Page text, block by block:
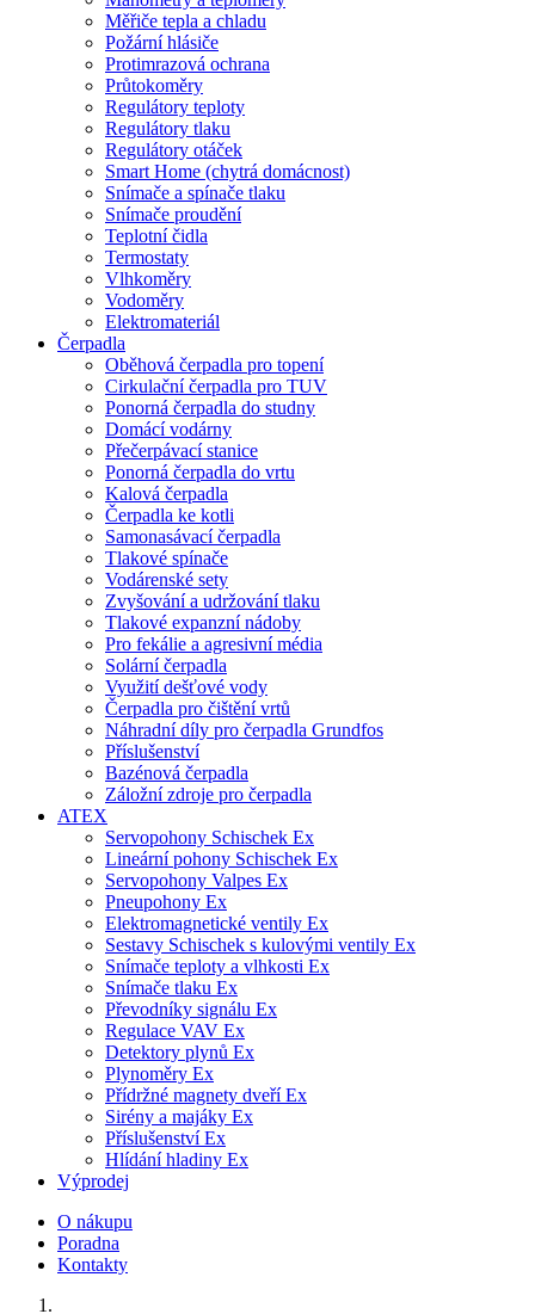
Měřiče tepla a chladu
Požární hlásiče
Protimrazová ochrana
Průtokoměry
Regulátory teploty
Regulátory tlaku
Regulátory otáček
Smart Home (chytrá domácnost)
Snímače a spínače tlaku
Snímače proudění
Teplotní čidla
Termostaty
Vlhkoměry
Vodoměry
Elektromateriál
Čerpadla
Oběhová čerpadla pro topení
Cirkulační čerpadla pro TUV
Ponorná čerpadla do studny
Domácí vodárny
Přečerpávací stanice
Ponorná čerpadla do vrtu
Kalová čerpadla
Čerpadla ke kotli
Samonasávací čerpadla
Tlakové spínače
Vodárenské sety
Zvyšování a udržování tlaku
Tlakové expanzní nádoby
Pro fekálie a agresivní média
Solární čerpadla
Využití dešťové vody
Čerpadla pro čištění vrtů
Náhradní díly pro čerpadla Grundfos
Příslušenství
Bazénová čerpadla
Záložní zdroje pro čerpadla
ATEX
Servopohony Schischek Ex
Lineární pohony Schischek Ex
Servopohony Valpes Ex
Pneupohony Ex
Elektromagnetické ventily Ex
Sestavy Schischek s kulovými ventily Ex
Snímače teploty a vlhkosti Ex
Snímače tlaku Ex
Převodníky signálu Ex
Regulace VAV Ex
Detektory plynů Ex
Plynoměry Ex
Přídržné magnety dveří Ex
Sirény a majáky Ex
Příslušenství Ex
Hlídání hladiny Ex
Výprodej
O nákupu
Poradna
Kontakty